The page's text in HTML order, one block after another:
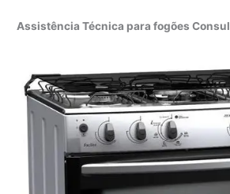
Assistência Técnica para fogões Consul